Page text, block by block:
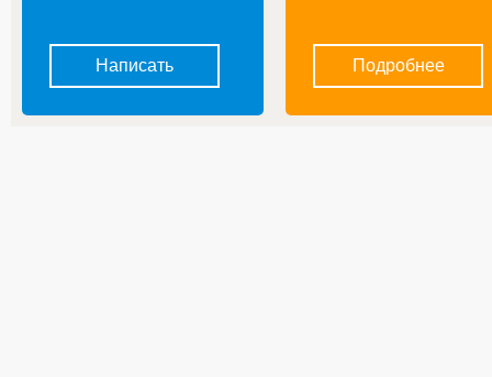
Написать Подробнее